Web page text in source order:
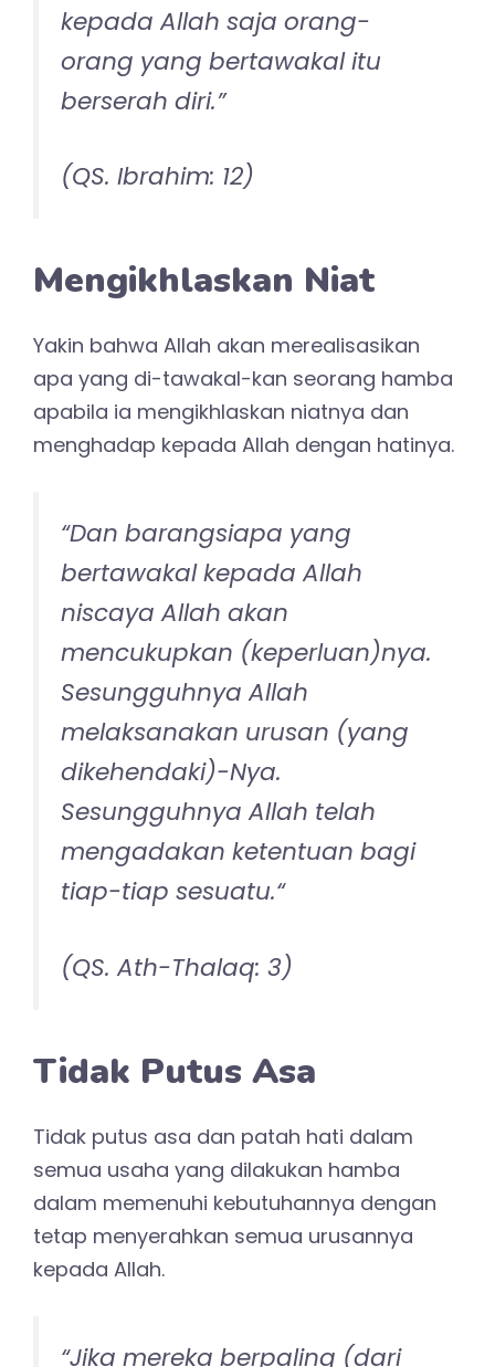
kepada Allah saja orang-
orang yang bertawakal itu
berserah diri.”
(QS. Ibrahim: 12)
Mengikhlaskan Niat
Yakin bahwa Allah akan merealisasikan
apa yang di-tawakal-kan seorang hamba
apabila ia mengikhlaskan niatnya dan
menghadap kepada Allah dengan hatinya.
“Dan barangsiapa yang
bertawakal kepada Allah
niscaya Allah akan
mencukupkan (keperluan)nya.
Sesungguhnya Allah
melaksanakan urusan (yang
dikehendaki)-Nya.
Sesungguhnya Allah telah
mengadakan ketentuan bagi
tiap-tiap sesuatu.“
(QS. Ath-Thalaq: 3)
Tidak Putus Asa
Tidak putus asa dan patah hati dalam
semua usaha yang dilakukan hamba
dalam memenuhi kebutuhannya dengan
tetap menyerahkan semua urusannya
kepada Allah.
“Jika mereka berpaling (dari